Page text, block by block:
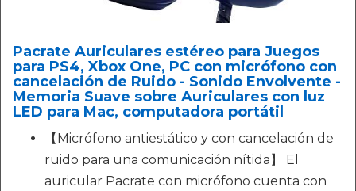
Pacrate Auriculares estéreo para Juegos
para PS4, Xbox One, PC con micrófono con
cancelación de Ruido - Sonido Envolvente -
Memoria Suave sobre Auriculares con luz
LED para Mac, computadora portátil
【Micrófono antiestático y con cancelación de
ruido para una comunicación nítida】 El
auricular Pacrate con micrófono cuenta con